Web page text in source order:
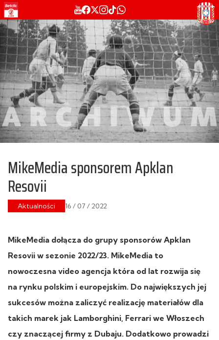
MikeMedia sponsorem Apklan
Resovii
Aktualności 16 / 07 / 2022
MikeMedia dołącza do grupy sponsorów Apklan
Resovii w sezonie 2022/23. MikeMedia to
nowoczesna video agencja która od lat rozwija się
na rynku polskim i europejskim. Do największych jej
sukcesów można zaliczyć realizację materiałów dla
takich marek jak Lamborghini, Ferrari we Włoszech
czy znaczącej firmy z Dubaju. Dodatkowo prowadzi